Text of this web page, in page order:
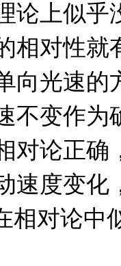
论上似乎
相对性就
向光速
不变作为
对论正确
速度变化
相对论中